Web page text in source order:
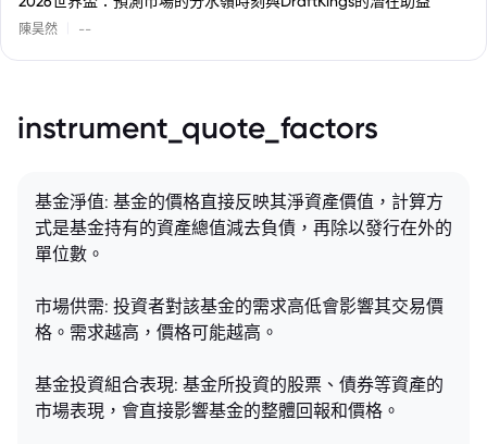
陳昊然 --
instrument_quote_factors
基金淨值: 基金的價格直接反映其淨資產價值，計算方
式是基金持有的資產總值減去負債，再除以發行在外的
單位數。
市場供需: 投資者對該基金的需求高低會影響其交易價
格。需求越高，價格可能越高。
基金投資組合表現: 基金所投資的股票、債券等資產的
市場表現，會直接影響基金的整體回報和價格。